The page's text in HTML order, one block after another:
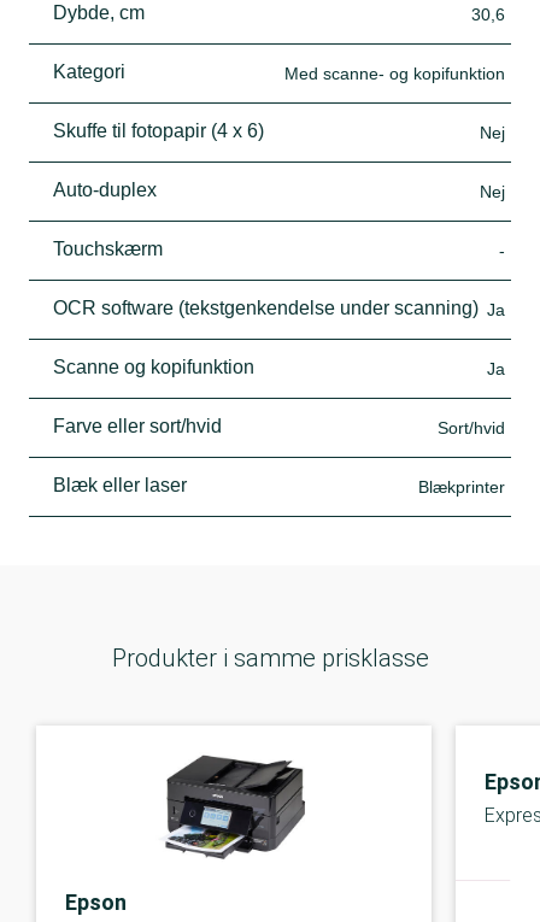
Dybde, cm 30,6
Kategori Med scanne- og kopifunktion
Skuffe til fotopapir (4 x 6) Nej
Auto-duplex Nej
Touchskærm -
OCR software (tekstgenkendelse under scanning) Ja
Scanne og kopifunktion Ja
Farve eller sort/hvid Sort/hvid
Blæk eller laser Blækprinter
Produkter i samme prisklasse
Epson